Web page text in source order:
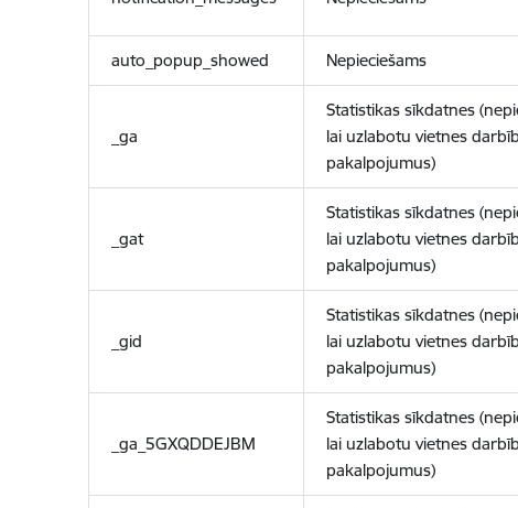
auto_popup_showed Nepieciešams
_ga
Statistikas sīkdatnes
lai uzlabotu vietnes
pakalpojumus)
_gat
Statistikas sīkdatnes
lai uzlabotu vietnes
pakalpojumus)
_gid
Statistikas sīkdatnes
lai uzlabotu vietnes
pakalpojumus)
_ga_5GXQDDEJBM
Statistikas sīkdatnes
lai uzlabotu vietnes
pakalpojumus)